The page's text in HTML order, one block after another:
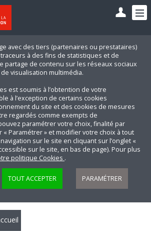
avec des tiers (partenaires ou prestataires)
à des fins de statistiques et de
partage de contenu sur les réseaux sociaux
visualisation multimédia.
est soumis à l’obtention de votre
à l’exception de certains cookies
du site et des cookies de mesures
regardés comme exempts de
paramétrer votre choix, finalité par
« Paramétrer » et modifier votre choix à tout
sur le site en cliquant sur l’onglet «
sur le site, en bas de page). Pour plus
politique Cookies .
TOUT ACCEPTER PARAMÉTRER